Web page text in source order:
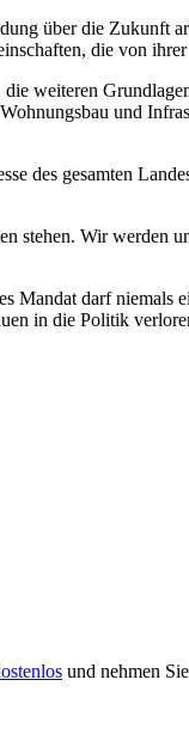
über die Zukunft
die von
weiteren
und
des gesamten
stehen. Wir werden
Mandat darf
in die Politik
und nehmen